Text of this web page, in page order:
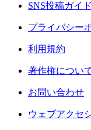
SNS投稿ガイ
プライバシー
利用規約
著作権につい
お問い合わせ
ウェブアクセ